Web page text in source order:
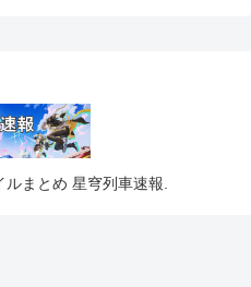
まとめ 星穹列車速報.